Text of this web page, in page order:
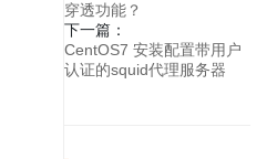
穿透功能？
下一篇：
CentOS7 安装配置带用户
认证的squid代理服务器